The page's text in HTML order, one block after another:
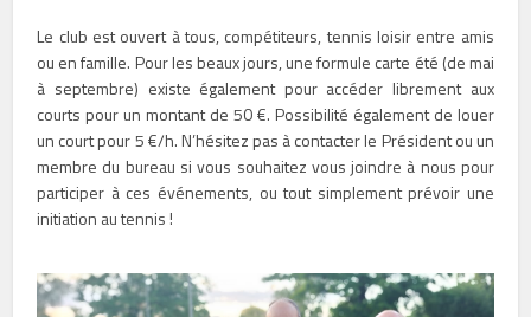
Le club est ouvert à tous, compétiteurs, tennis loisir entre amis
ou en famille. Pour les beaux jours, une formule carte été (de mai
à septembre) existe également pour accéder librement aux
courts pour un montant de 50 €. Possibilité également de louer
un court pour 5 €/h. N’hésitez pas à contacter le Président ou un
membre du bureau si vous souhaitez vous joindre à nous pour
participer à ces événements, ou tout simplement prévoir une
initiation au tennis !